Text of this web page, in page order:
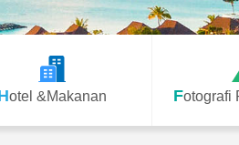
Hotel &Makanan